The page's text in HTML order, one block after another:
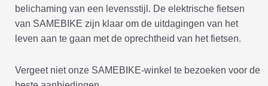
belichaming van een levensstijl. De elektrische fietsen
van SAMEBIKE zijn klaar om de uitdagingen van het
leven aan te gaan met de oprechtheid van het fietsen.
Vergeet niet onze SAMEBIKE-winkel te bezoeken voor de